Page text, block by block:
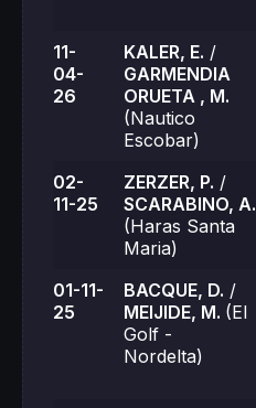
11-
04-
26
KALER, E. /
GARMENDIA
ORUETA , M.
(Nautico
Escobar)
02-
11-25
ZERZER, P. /
SCARABINO, A.
(Haras Santa
Maria)
01-11-
25
BACQUE, D. /
MEIJIDE, M. (El
Golf -
Nordelta)